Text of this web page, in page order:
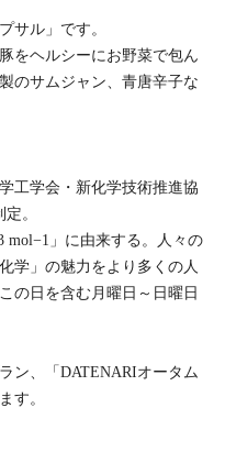
サル」です。
をヘルシーにお野菜で包ん
のサムジャン、青唐辛子な
工学会・新化学技術推進協
。
mol−1」に由来する。人々の
学」の魅力をより多くの人
の日を含む月曜日～日曜日
ン、「DATENARIオータム
す。